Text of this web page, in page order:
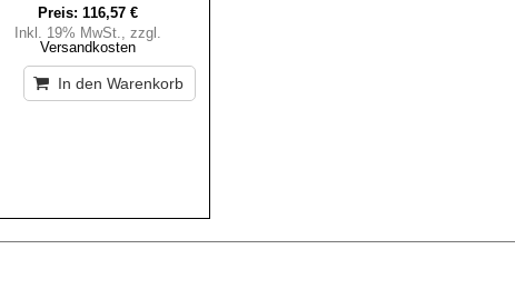
Preis: 116,57 €
Inkl. 19% MwSt.,zzgl.
Versandkosten
In den Warenkorb